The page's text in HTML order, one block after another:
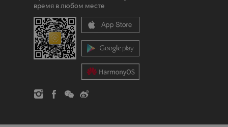
время в любом месте